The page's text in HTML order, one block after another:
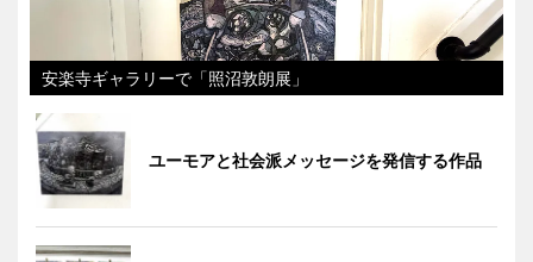
安楽寺ギャラリーで「照沼敦朗展」
ユーモアと社会派メッセージを発信する作品